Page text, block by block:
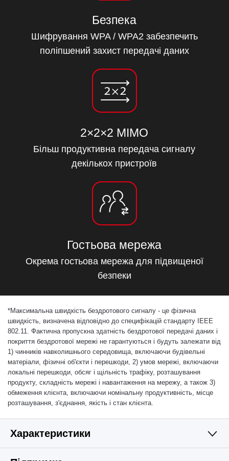
Безпека
Шифрування WPA / WPA2 забезпечить
поліпшений захист передачі даних
2×2×2 MIMO
Більш продуктивна передача сигналу
декількох пристроїв
Гостьова мережа
Окрема гостьова мережа для підвищеної
безпеки
*Максимальна швидкість бездротового сигналу - це фізична
швидкість, визначена відповідно до специфікацій стандарту IEEE
802.11. Фактична пропускна здатність бездротової передачі даних і
покриття бездротової мережі не гарантуються і будуть залежати від
1) чинників навколишнього середовища, включаючи будівельні
матеріали, фізичні об'єкти і перешкоди, 2) умов мережі, включаючи
локальні перешкоди, обсяг і щільність трафіку, розташування
продукту, складність мережі і навантаження на мережу, а також 3)
обмеження клієнта, включаючи номінальну продуктивність, місце
розташування, з'єднання, якість і стан клієнта.
Характеристики